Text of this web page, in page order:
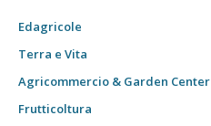
Edagricole
Terra e Vita
Agricommercio & Garden Center
Frutticoltura